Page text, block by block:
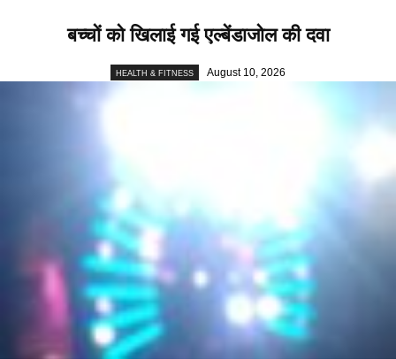
बच्चों को खिलाई गई एल्बेंडाजोल की दवा
HEALTH & FITNESS August 10, 2026